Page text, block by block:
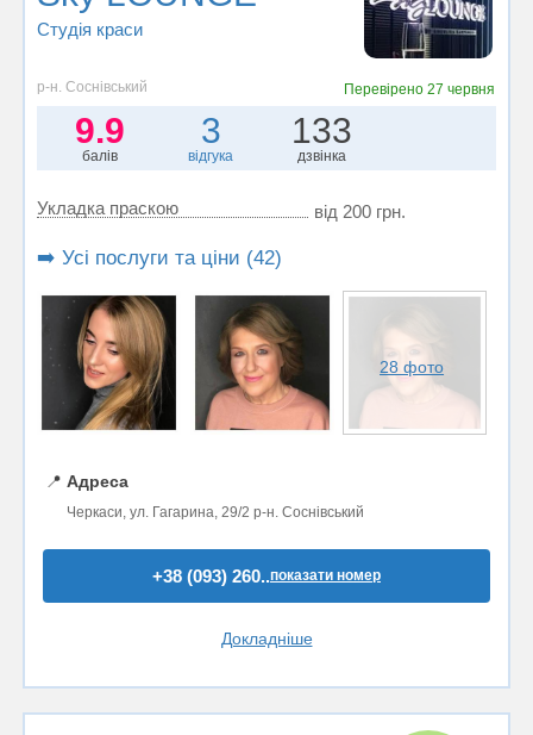
Студія краси
р-н. Соснівський Перевірено27 червня
9.9
балів
3
відгука
133
дзвінка
Укладка праскою від 200 грн.
➡️ Усі послуги та ціни (42)
28 фото
📍 Адреса
Черкаси, ул. Гагарина, 29/2 р-н. Соснівський
+38 (093) 260..показати номер
Докладніше